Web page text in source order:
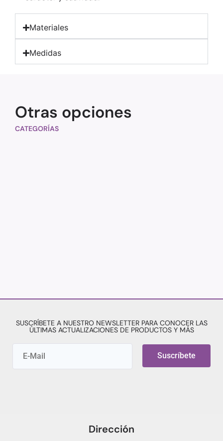
Materiales
Medidas
Otras opciones
CATEGORÍAS
SUSCRÍBETE A NUESTRO NEWSLETTER PARA CONOCER LAS
ÚLTIMAS ACTUALIZACIONES DE PRODUCTOS Y MÁS
Suscríbete
Dirección